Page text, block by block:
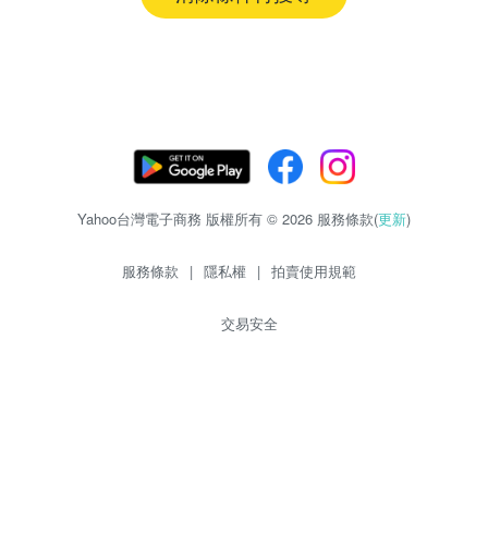
Yahoo台灣電子商務 版權所有 © 2026 服務條款(更新)
服務條款 | 隱私權 | 拍賣使用規範
交易安全